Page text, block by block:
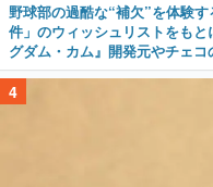
野球部の過酷な“補欠”を体験
件」のウィッシュリストをも
グダム・カム』開発元やチェ
4